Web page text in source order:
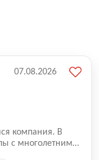
компания. В
с многолетним
07.08.2026